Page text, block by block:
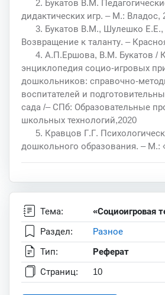
2. Букатов В.М.
дидактических игр. – М.: Владос,
3. Букатов В.М., Шулешко
Возвращение к таланту. –
4. А.П.Ершова, В.М. Букатов /
энциклопедия социо-игровых
дошкольников: справочно-
воспитателей и
сада /– СПб: Образовательные
школьных технологий,2020
5. Кравцов Г.Г.
дошкольного образования. – М.:
Тема:
«Социоигровая
Раздел:
Разное
Тип:
Реферат
Страниц:
10